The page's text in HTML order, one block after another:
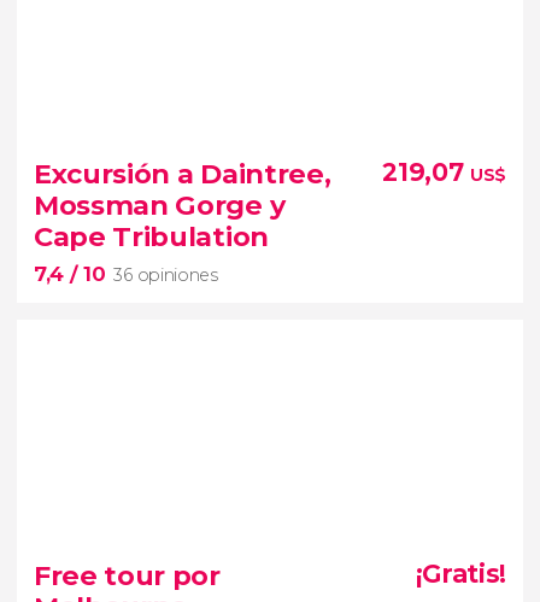
16 opiniones
paseo en barco por Brisbane
santuario de koalas Lone Pine
50 especies de la fauna australiana
Excursión a Daintree,
Mossman Gorge y
Cape Tribulation
7,4 / 10 36 opiniones
219,07 US$
Adentraos en el Parque Nacional de Daintree con
esta excursión
Free tour por
¡Gratis!